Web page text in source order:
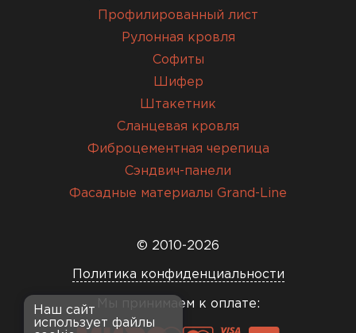
Профилированный лист
Рулонная кровля
Софиты
Шифер
Штакетник
Сланцевая кровля
Фиброцементная черепица
Сэндвич-панели
Фасадные материалы Grand-Line
© 2010-2026
Политика конфиденциальности
Мы принимаем к оплате:
Наш сайт
использует файлы